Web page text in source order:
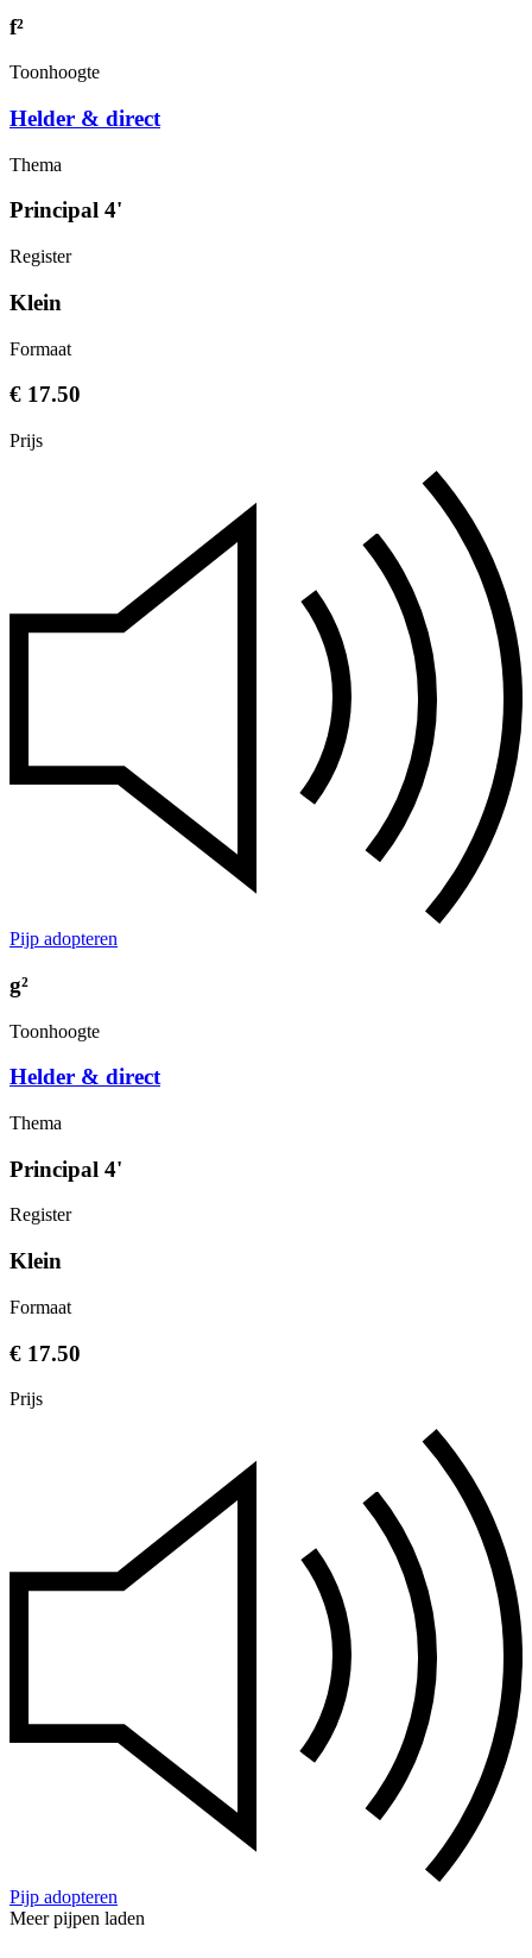
f²
Toonhoogte
Helder & direct
Thema
Principal 4'
Register
Klein
Formaat
€ 17.50
Prijs
Pijp adopteren
g²
Toonhoogte
Helder & direct
Thema
Principal 4'
Register
Klein
Formaat
€ 17.50
Prijs
Pijp adopteren
Meer pijpen laden